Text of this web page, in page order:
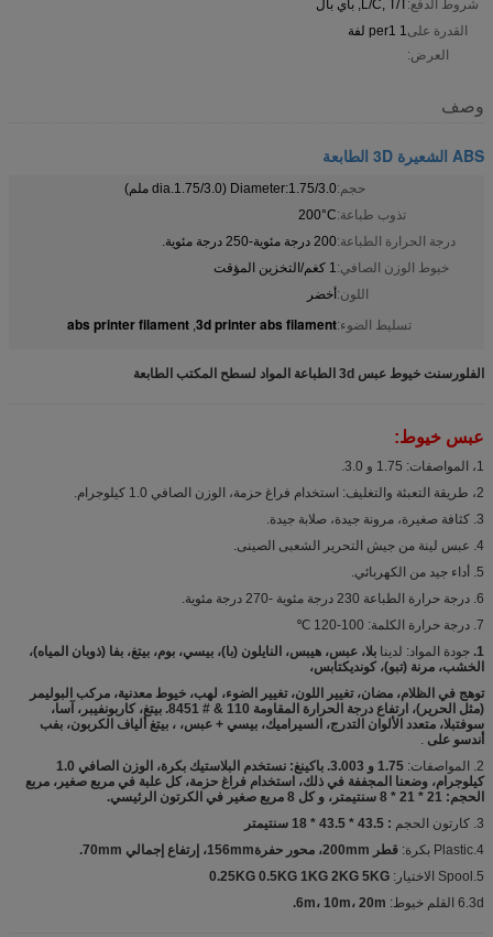
شروط الدفع:L/C, T/T, باي بال
القدرة على
العرض:
1 per1 لفة
وصف
ABS الشعيرة 3D الطابعة
حجم:Diameter:1.75/3.0 (dia.1.75/3.0 ملم)
تذوب طباعة:200°C
درجة الحرارة الطباعة:200 درجة مئوية-250 درجة مئوية.
خيوط الوزن الصافي:1 كغم/التخزين المؤقت
اللون:أخضر
تسليط الضوء:3d printer abs filament
,
abs printer filament
الفلورسنت خيوط عبس 3d الطباعة المواد لسطح المكتب الطابعة
عبس خيوط:
1، المواصفات: 1.75 و 3.0.
2، طريقة التعبئة والتغليف: استخدام فراغ حزمة، الوزن الصافي 1.0 كيلوجرام.
3. كثافة صغيرة، مرونة جيدة، صلابة جيدة.
4. عبس لينة من جيش التحرير الشعبى الصينى.
5. أداء جيد من الكهربائي.
6. درجة حرارة الطباعة 230 درجة مئوية -270 درجة مئوية.
7. درجة حرارة الكلمة: 100-120 ℃
1. جودة المواد: لدينا بلا، عبس، هيبس، النايلون (با)، بيسي، بوم، بيتغ، بفا (ذوبان المياه)،
الخشب، مرنة (تبو)، كونديكتابس،
توهج في الظلام، مضان، تغيير اللون، تغيير الضوء، لهب، خيوط معدنية، مركب البوليمر
(مثل الحرير)، ارتفاع درجة الحرارة المقاومة 110 & # 8451. بيتغ، كاربونفيبر، آسا،
سوفتبلا، متعدد الألوان التدرج، السيراميك، بيسي + عبس، ، بيتغ ألياف الكربون، بفب
أندسو على .
2. المواصفات:
1.75 و 3.003. باكينغ: نستخدم البلاستيك بكرة، الوزن الصافي 1.0
كيلوجرام، وضعنا المجففة في ذلك، استخدام فراغ حزمة، كل علبة في مربع صغير، مربع
الحجم: 21 * 21 * 8 سنتيمتر، و كل 8 مربع صغير في الكرتون الرئيسي.
3. كارتون الحجم
: 43.5 * 43.5 * 18 سنتيمتر
4.Plastic بكرة:
قطر 200mm، محور حفرة156mm، إرتفاع إجمالي 70mm.
5.Spool الاختيار:
0.25KG 0.5KG 1KG 2KG 5KG
6.3d القلم خيوط:
6m، 10m، 20m.